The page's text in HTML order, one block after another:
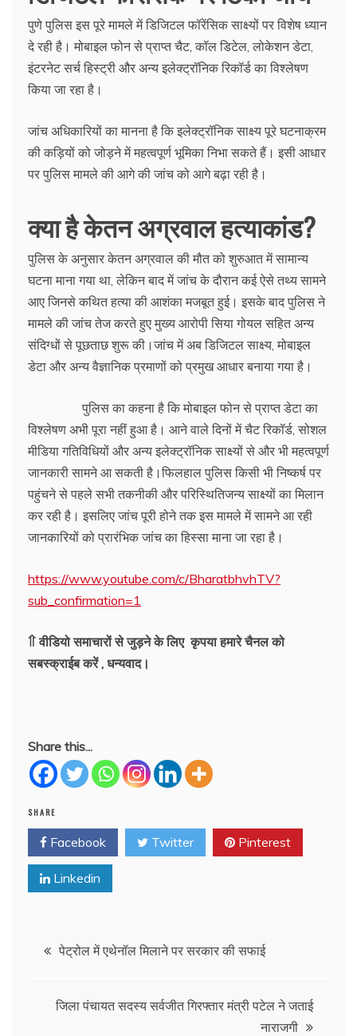
पुणे पुलिस इस पूरे मामले में डिजिटल फॉरेंसिक साक्ष्यों पर विशेष ध्यान
दे रही है। मोबाइल फोन से प्राप्त चैट, कॉल डिटेल, लोकेशन डेटा,
इंटरनेट सर्च हिस्ट्री और अन्य इलेक्ट्रॉनिक रिकॉर्ड का विश्लेषण
किया जा रहा है।
जांच अधिकारियों का मानना है कि इलेक्ट्रॉनिक साक्ष्य पूरे घटनाक्रम
की कड़ियों को जोड़ने में महत्वपूर्ण भूमिका निभा सकते हैं। इसी आधार
पर पुलिस मामले की आगे की जांच को आगे बढ़ा रही है।
क्या है केतन अग्रवाल हत्याकांड?
पुलिस के अनुसार केतन अग्रवाल की मौत को शुरुआत में सामान्य
घटना माना गया था, लेकिन बाद में जांच के दौरान कई ऐसे तथ्य सामने
आए जिनसे कथित हत्या की आशंका मजबूत हुई। इसके बाद पुलिस ने
मामले की जांच तेज करते हुए मुख्य आरोपी सिया गोयल सहित अन्य
संदिग्धों से पूछताछ शुरू की।जांच में अब डिजिटल साक्ष्य, मोबाइल
डेटा और अन्य वैज्ञानिक प्रमाणों को प्रमुख आधार बनाया गया है।
पुलिस का कहना है कि मोबाइल फोन से प्राप्त डेटा का
विश्लेषण अभी पूरा नहीं हुआ है। आने वाले दिनों में चैट रिकॉर्ड, सोशल
मीडिया गतिविधियों और अन्य इलेक्ट्रॉनिक साक्ष्यों से और भी महत्वपूर्ण
जानकारी सामने आ सकती है।फिलहाल पुलिस किसी भी निष्कर्ष पर
पहुंचने से पहले सभी तकनीकी और परिस्थितिजन्य साक्ष्यों का मिलान
कर रही है। इसलिए जांच पूरी होने तक इस मामले में सामने आ रही
जानकारियों को प्रारंभिक जांच का हिस्सा माना जा रहा है।
https://www.youtube.com/c/BharatbhvhTV?
sub_confirmation=1
⇑ वीडियो समाचारों से जुड़ने के लिए कृपया हमारे चैनल को
सबस्क्राईब करें , धन्यवाद।
Share this...
SHARE
Facebook Twitter Pinterest
Linkedin
Postपेट्रोल में एथेनॉल मिलाने पर सरकार की सफाई
जिला पंचायत सदस्य सर्वजीत गिरफ्तार मंत्री पटेल ने जताई
नाराजगी